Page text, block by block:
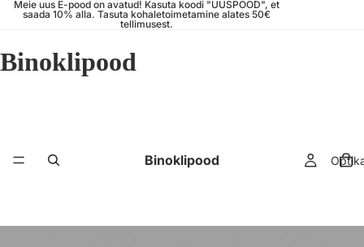
Meie uus E-pood on avatud! Kasuta koodi "UUSPOOD", et
saada 10% alla. Tasuta kohaletoimetamine alates 50€
tellimusest.
Binoklipood
Binoklipood